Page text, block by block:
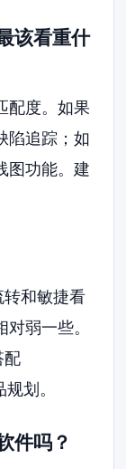
该看重什
配度。如果
陷追踪；如
图功能。建
和敏捷看
弱一些。
配
划。
件吗？